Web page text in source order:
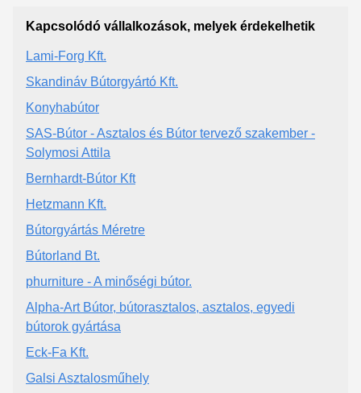
Kapcsolódó vállalkozások, melyek érdekelhetik
Lami-Forg Kft.
Skandináv Bútorgyártó Kft.
Konyhabútor
SAS-Bútor - Asztalos és Bútor tervező szakember -
Solymosi Attila
Bernhardt-Bútor Kft
Hetzmann Kft.
Bútorgyártás Méretre
Bútorland Bt.
phurniture - A minőségi bútor.
Alpha-Art Bútor, bútorasztalos, asztalos, egyedi
bútorok gyártása
Eck-Fa Kft.
Galsi Asztalosműhely